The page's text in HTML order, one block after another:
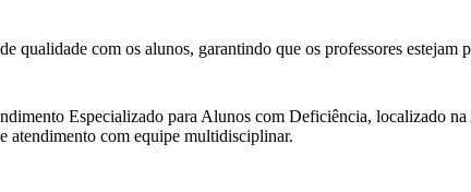
com os alunos, garantindo que os professores estejam
Especializado para Alunos com Deficiência, localizado
atendimento com equipe multidisciplinar.